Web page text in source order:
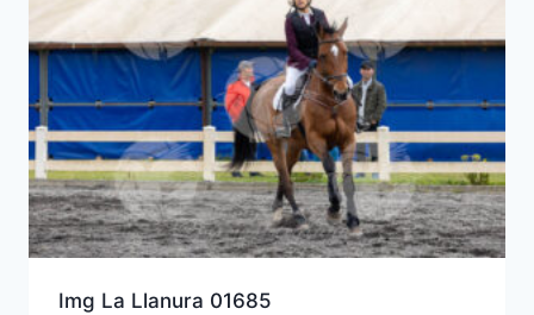
Img La Llanura 01685